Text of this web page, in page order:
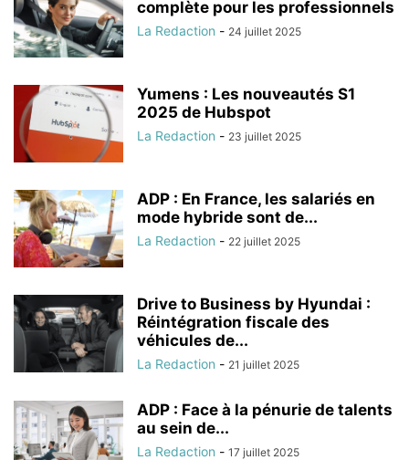
complète pour les professionnels
La Redaction - 24 juillet 2025
Yumens : Les nouveautés S1
2025 de Hubspot
La Redaction - 23 juillet 2025
ADP : En France, les salariés en
mode hybride sont de...
La Redaction - 22 juillet 2025
Drive to Business by Hyundai :
Réintégration fiscale des
véhicules de...
La Redaction - 21 juillet 2025
ADP : Face à la pénurie de talents
au sein de...
La Redaction - 17 juillet 2025